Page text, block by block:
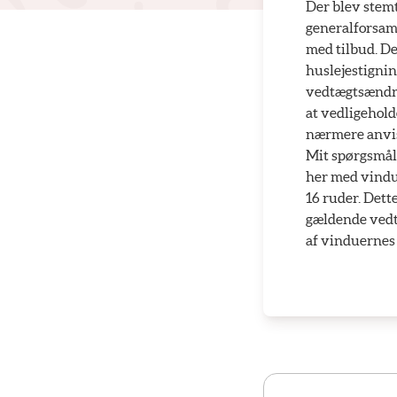
Der blev
med tilbud.
at
nærmere
Mit
her med
16 ruder.
gældende
af